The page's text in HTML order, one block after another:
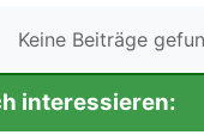
Keine Beiträge
interessieren: